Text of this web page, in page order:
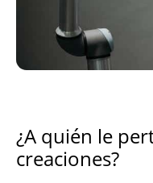
¿A quién le
creaciones?